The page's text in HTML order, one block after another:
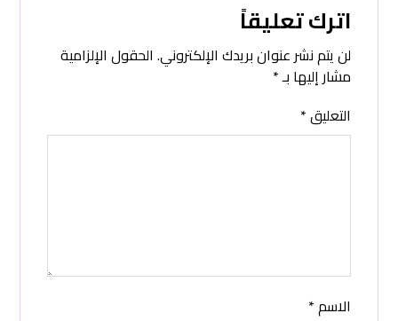
اترك تعليقاً
لن يتم نشر عنوان بريدك الإلكتروني. الحقول الإلزامية
مشار إليها بـ*
التعليق*
الاسم*